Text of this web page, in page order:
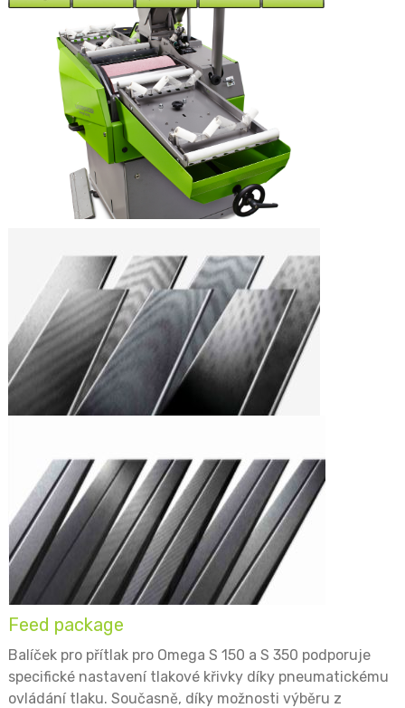
Feed package
Balíček pro přítlak pro Omega S 150 a S 350 podporuje
specifické nastavení tlakové křivky díky pneumatickému
ovládání tlaku. Současně, díky možnosti výběru z